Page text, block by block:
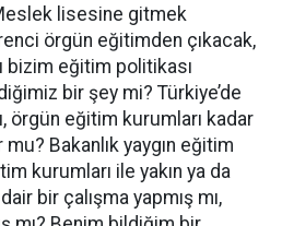
lisesine gitmek
örgün eğitimden çıkacak,
bizim eğitim politikası
bir şey mi? Türkiye’de
örgün eğitim kurumları kadar
Bakanlık yaygın eğitim
kurumları ile yakın ya da
bir çalışma yapmış mı,